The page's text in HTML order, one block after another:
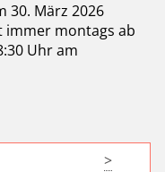
30. März 2026
immer montags ab
Uhr am
>